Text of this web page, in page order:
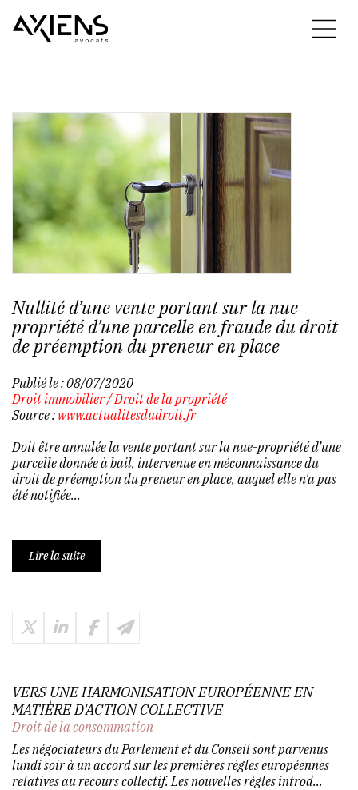
Nullité d’une vente portant sur la nue-
propriété d’une parcelle en fraude du droit
de préemption du preneur en place
Publié le :08/07/2020
Droit immobilier/Droit de la propriété
Source : www.actualitesdudroit.fr
Doit être annulée la vente portant sur la nue-propriété d’une
parcelle donnée à bail, intervenue en méconnaissance du
droit de préemption du preneur en place, auquel elle n'a pas
été notifiée...
Lire la suite
VERS UNE HARMONISATION EUROPÉENNE EN
MATIÈRE D'ACTION COLLECTIVE
Droit de la consommation
Les négociateurs du Parlement et du Conseil sont parvenus
lundi soir à un accord sur les premières règles européennes
relatives au recours collectif. Les nouvelles règles introd...